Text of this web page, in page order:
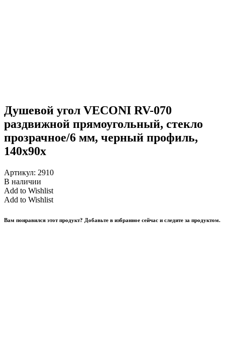
Душевой угол VECONI RV-070
раздвижной прямоугольный, стекло
прозрачное/6 мм, черный профиль,
140x90x
Артикул: 2910
В наличии
Add to Wishlist
Add to Wishlist
Вам понравился этот продукт? Добавьте в избранное сейчас и следите за продуктом.